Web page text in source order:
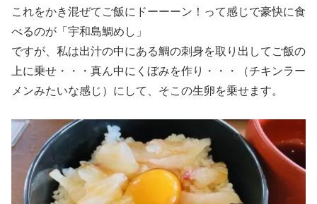
これをかき混ぜてご飯にドーーーン！って感じで豪快に食
べるのが「宇和島鯛めし」
ですが、私は出汁の中にある鯛の刺身を取り出してご飯の
上に乗せ・・・真ん中にくぼみを作り・・・（チキンラー
メンみたいな感じ）にして、そこの生卵を乗せます。